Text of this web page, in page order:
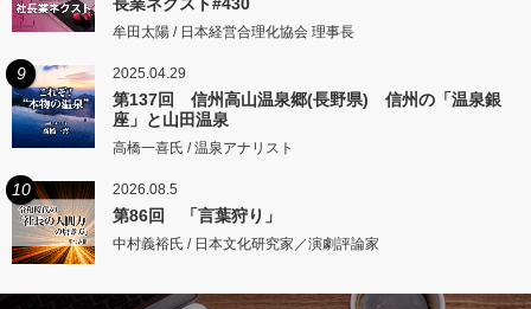
長業ネクスト#430
牟田太陽 / 日本経営合理化協会 理事長
9 2025.04.29
第137回 信州高山温泉郷(長野県) 信州の「温泉銀
座」と山田温泉
高橋一喜氏 / 温泉アナリスト
10 2026.08.5
第86回 「言葉狩り」
中村義裕氏 / 日本文化研究家／演劇評論家